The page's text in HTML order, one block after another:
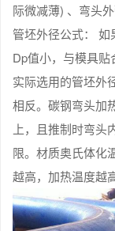
际微减薄) 、弯头
管坯外径公式：
Dp值小，与模具
实际选用的管坯外
相反。碳钢弯头加
上，且推制时弯
限。材质奥氏体化
越高，加热温度越